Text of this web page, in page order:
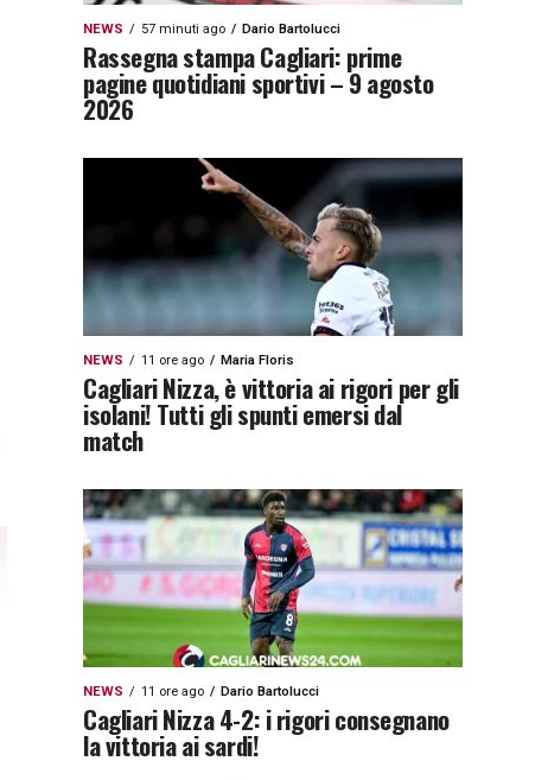
NEWS 57 minuti ago Dario Bartolucci
Rassegna stampa Cagliari: prime
pagine quotidiani sportivi – 9 agosto
2026
NEWS 11 ore ago Maria Floris
Cagliari Nizza, è vittoria ai rigori per gli
isolani! Tutti gli spunti emersi dal
match
NEWS 11 ore ago Dario Bartolucci
Cagliari Nizza 4-2: i rigori consegnano
la vittoria ai sardi!